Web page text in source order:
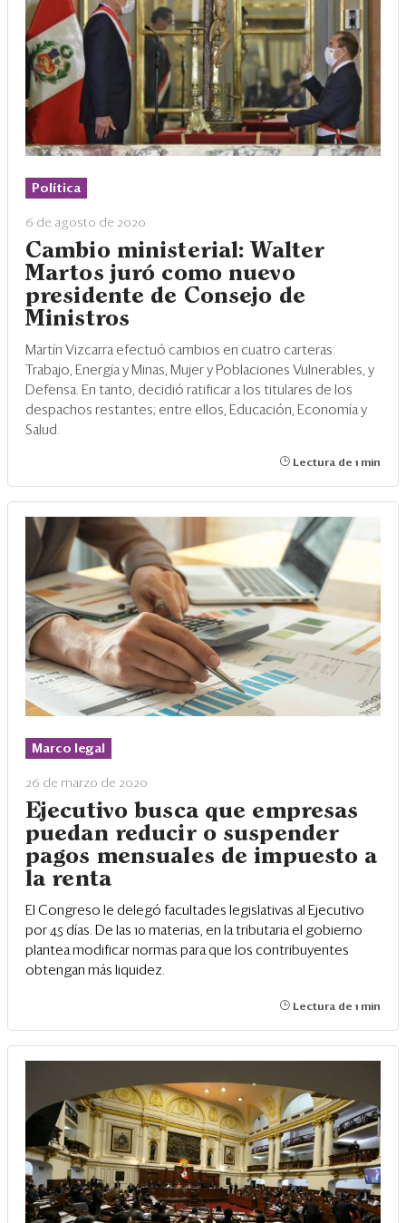
Política
6 de agosto de 2020
Cambio ministerial: Walter
Martos juró como nuevo
presidente de Consejo de
Ministros
Martín Vizcarra efectuó cambios en cuatro carteras:
Trabajo, Energía y Minas, Mujer y Poblaciones Vulnerables, y
Defensa. En tanto, decidió ratificar a los titulares de los
despachos restantes; entre ellos, Educación, Economía y
Salud.
Lectura de 1 min
Marco legal
26 de marzo de 2020
Ejecutivo busca que empresas
puedan reducir o suspender
pagos mensuales de impuesto a
la renta
El Congreso le delegó facultades legislativas al Ejecutivo
por 45 días. De las 10 materias, en la tributaria el gobierno
plantea modificar normas para que los contribuyentes
obtengan más liquidez.
Lectura de 1 min